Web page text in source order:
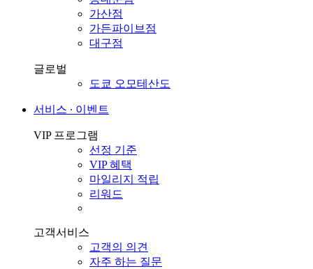
가산점
가든파이브점
대구점
글로벌
도쿄 오모테산도
서비스 ∙ 이벤트
VIP 프로그램
선정 기준
VIP 혜택
마일리지 적립
리워드
고객서비스
고객의 의견
자주 하는 질문